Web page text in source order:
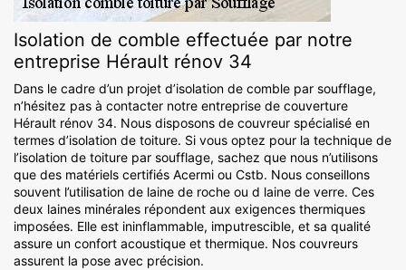
Isolation de comble effectuée par notre
entreprise Hérault rénov 34
Dans le cadre d’un projet d’isolation de comble par soufflage,
n’hésitez pas à contacter notre entreprise de couverture
Hérault rénov 34. Nous disposons de couvreur spécialisé en
termes d’isolation de toiture. Si vous optez pour la technique de
l’isolation de toiture par soufflage, sachez que nous n’utilisons
que des matériels certifiés Acermi ou Cstb. Nous conseillons
souvent l’utilisation de laine de roche ou d laine de verre. Ces
deux laines minérales répondent aux exigences thermiques
imposées. Elle est ininflammable, imputrescible, et sa qualité
assure un confort acoustique et thermique. Nos couvreurs
assurent la pose avec précision.